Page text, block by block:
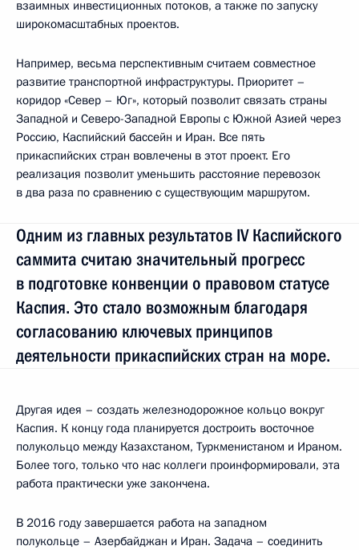
взаимных инвестиционных потоков, а также по запуску
широкомасштабных проектов.
Например, весьма перспективным считаем совместное
развитие транспортной инфраструктуры. Приоритет –
коридор «Север – Юг», который позволит связать страны
Западной и Северо-Западной Европы с Южной Азией через
Россию, Каспийский бассейн и Иран. Все пять
прикаспийских стран вовлечены в этот проект. Его
реализация позволит уменьшить расстояние перевозок
в два раза по сравнению с существующим маршрутом.
Одним из главных результатов IV Каспийского
саммита считаю значительный прогресс
в подготовке конвенции о правовом статусе
Каспия. Это стало возможным благодаря
согласованию ключевых принципов
деятельности прикаспийских стран на море.
Другая идея – создать железнодорожное кольцо вокруг
Каспия. К концу года планируется достроить восточное
полукольцо между Казахстаном, Туркменистаном и Ираном.
Более того, только что нас коллеги проинформировали, эта
работа практически уже закончена.
В 2016 году завершается работа на западном
полукольце – Азербайджан и Иран. Задача – соединить